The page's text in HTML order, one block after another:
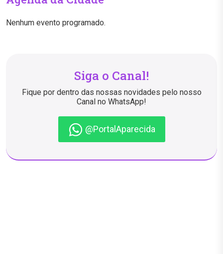
Nenhum evento programado.
Siga o Canal!
Fique por dentro das nossas novidades pelo nosso
Canal no WhatsApp!
@PortalAparecida